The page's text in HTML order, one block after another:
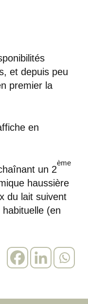
et depuis peu
premier la
en
un 2
ème
haussière
du lait suivent
(en